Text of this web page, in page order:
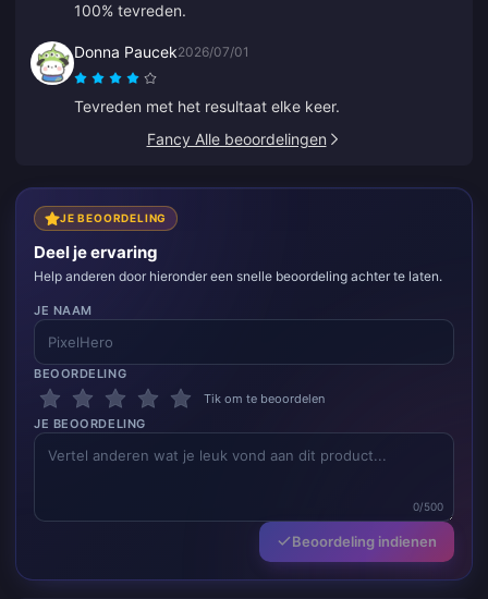
100% tevreden.
Donna Paucek2026/07/01
Tevreden met het resultaat elke keer.
Fancy Alle beoordelingen
JE BEOORDELING
Deel je ervaring
Help anderen door hieronder een snelle beoordeling achter te laten.
JE NAAM
BEOORDELING
Tik om te beoordelen
JE BEOORDELING
0/500
Beoordeling indienen